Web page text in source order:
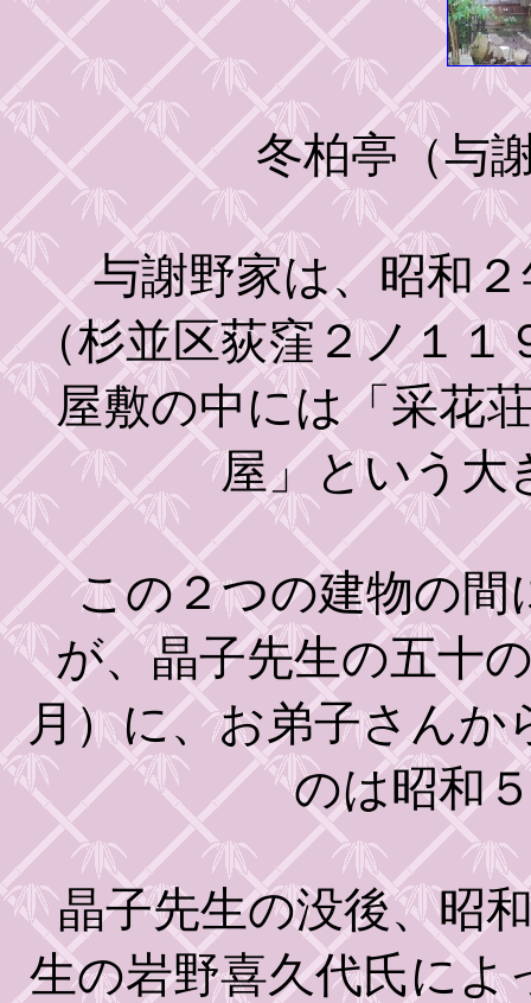
冬柏亭 （与
与謝野家は、昭和２
（杉並区荻窪２ノ１１
屋敷の中には「采花
屋」という大
この２つの建物の間
が、晶子先生の五十
月）に、お弟子さんか
のは昭和
晶子先生の没後、昭和
生の岩野喜久代氏によ